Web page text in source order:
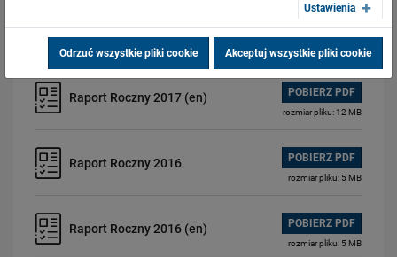
Raport Roczny 2017 POBIERZ PDF
rozmiar pliku: 11 MB
Raport Roczny 2017 (en) POBIERZ PDF
rozmiar pliku: 12 MB
Raport Roczny 2016 POBIERZ PDF
rozmiar pliku: 5 MB
Raport Roczny 2016 (en) POBIERZ PDF
rozmiar pliku: 5 MB
Ustawienia
Odrzuć wszystkie pliki cookie Akceptuj wszystkie pliki cookie